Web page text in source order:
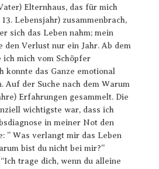
Elternhaus, das für mich
Lebensjahr) zusammenbrach,
sich das Leben nahm; mein
den Verlust nur ein Jahr. Ab dem
mich vom Schöpfer
konnte das Ganze emotional
Auf der Suche nach dem Warum
Erfahrungen gesammelt. Die
wichtigste war, dass ich
in meiner Not den
” Was verlangt mir das Leben
bist du nicht bei mir?”
trage dich, wenn du alleine